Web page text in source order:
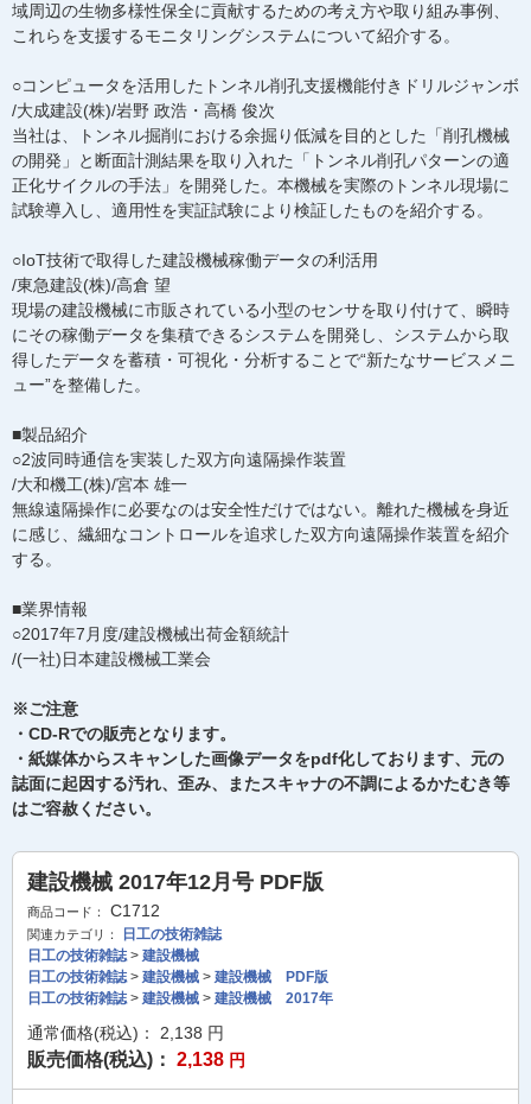
域周辺の生物多様性保全に貢献するための考え方や取り組み事例、
これらを支援するモニタリングシステムについて紹介する。
○コンピュータを活用したトンネル削孔支援機能付きドリルジャンボ
/大成建設(株)/岩野 政浩・高橋 俊次
当社は、トンネル掘削における余掘り低減を目的とした「削孔機械
の開発」と断面計測結果を取り入れた「トンネル削孔パターンの適
正化サイクルの手法」を開発した。本機械を実際のトンネル現場に
試験導入し、適用性を実証試験により検証したものを紹介する。
○IoT技術で取得した建設機械稼働データの利活用
/東急建設(株)/高倉 望
現場の建設機械に市販されている小型のセンサを取り付けて、瞬時
にその稼働データを集積できるシステムを開発し、システムから取
得したデータを蓄積・可視化・分析することで“新たなサービスメニ
ュー”を整備した。
■製品紹介
○2波同時通信を実装した双方向遠隔操作装置
/大和機工(株)/宮本 雄一
無線遠隔操作に必要なのは安全性だけではない。離れた機械を身近
に感じ、繊細なコントロールを追求した双方向遠隔操作装置を紹介
する。
■業界情報
○2017年7月度/建設機械出荷金額統計
/(一社)日本建設機械工業会
※ご注意
・CD-Rでの販売となります。
・紙媒体からスキャンした画像データをpdf化しております、元の
誌面に起因する汚れ、歪み、またスキャナの不調によるかたむき等
はご容赦ください。
建設機械 2017年12月号 PDF版
商品コード： C1712
関連カテゴリ：
日工の技術雑誌
日工の技術雑誌> 建設機械
日工の技術雑誌> 建設機械 > 建設機械 PDF版
日工の技術雑誌> 建設機械 > 建設機械 2017年
通常価格(税込)： 2,138 円
販売価格(税込)： 2,138 円